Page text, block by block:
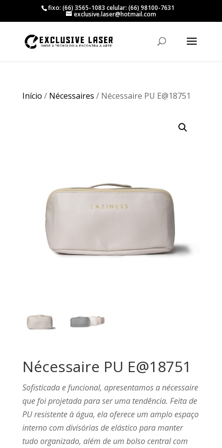
fixo: (66) 3565-1083 celular: (66) 98100-7631
exclusive.laser@hotmail.com
Início / Nécessaires / Nécessaire PU E@18751
Nécessaire PU E@18751
Sofisticada e funcional, apresentamos a nécessaire
que foi projetada para ser uma tendência. Feita de
PU resistente à água, ela oferece um amplo espaço
interno com divisórias de elástico para manter
tudo organizado, além de um bolso central com